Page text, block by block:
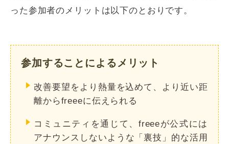
った参加者のメリットは以下のとおりです。
参加することによるメリット
改善要望をより熱量を込めて、より近い距
離からfreeeに伝えられる
コミュニティを通じて、freeeが公式には
アナウンスしないような「裏技」的な活用